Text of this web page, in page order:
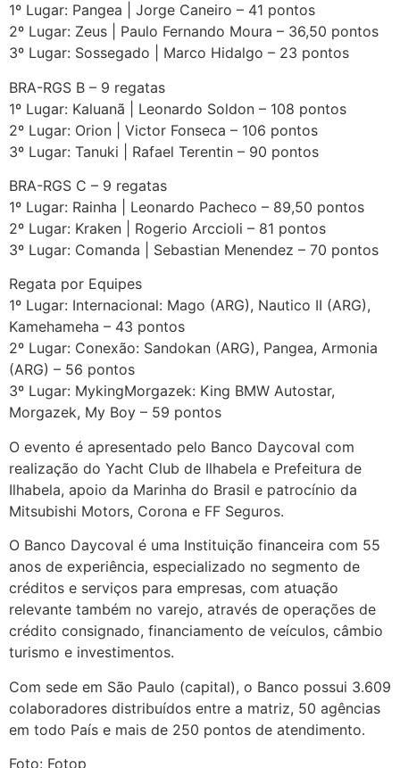
1º Lugar: Pangea | Jorge Caneiro – 41 pontos
2º Lugar: Zeus | Paulo Fernando Moura – 36,50 pontos
3º Lugar: Sossegado | Marco Hidalgo – 23 pontos
BRA-RGS B – 9 regatas
1º Lugar: Kaluanã | Leonardo Soldon – 108 pontos
2º Lugar: Orion | Victor Fonseca – 106 pontos
3º Lugar: Tanuki | Rafael Terentin – 90 pontos
BRA-RGS C – 9 regatas
1º Lugar: Rainha | Leonardo Pacheco – 89,50 pontos
2º Lugar: Kraken | Rogerio Arccioli – 81 pontos
3º Lugar: Comanda | Sebastian Menendez – 70 pontos
Regata por Equipes
1º Lugar: Internacional: Mago (ARG), Nautico II (ARG),
Kamehameha – 43 pontos
2º Lugar: Conexão: Sandokan (ARG), Pangea, Armonia
(ARG) – 56 pontos
3º Lugar: MykingMorgazek: King BMW Autostar,
Morgazek, My Boy – 59 pontos
O evento é apresentado pelo Banco Daycoval com
realização do Yacht Club de Ilhabela e Prefeitura de
Ilhabela, apoio da Marinha do Brasil e patrocínio da
Mitsubishi Motors, Corona e FF Seguros.
O Banco Daycoval é uma Instituição financeira com 55
anos de experiência, especializado no segmento de
créditos e serviços para empresas, com atuação
relevante também no varejo, através de operações de
crédito consignado, financiamento de veículos, câmbio
turismo e investimentos.
Com sede em São Paulo (capital), o Banco possui 3.609
colaboradores distribuídos entre a matriz, 50 agências
em todo País e mais de 250 pontos de atendimento.
Foto: Fotop